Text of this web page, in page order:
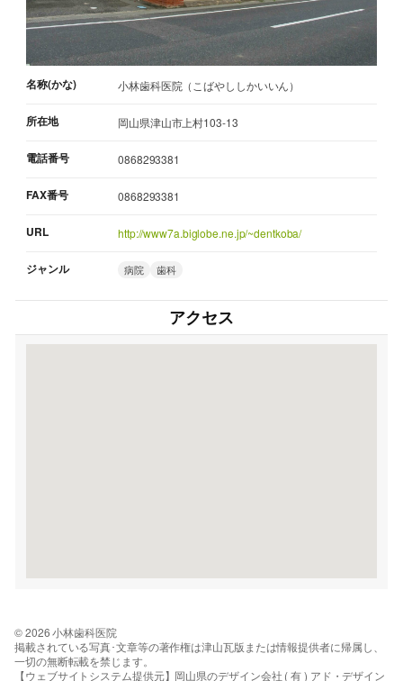
名称(かな) 小林歯科医院（こばやししかいいん）
所在地 岡山県津山市上村103-13
電話番号 0868293381
FAX番号 0868293381
URL http://www7a.biglobe.ne.jp/~dentkoba/
ジャンル 病院 歯科
アクセス
© 2026 小林歯科医院
掲載されている写真･文章等の著作権は津山瓦版または情報提供者に帰属し、
一切の無断転載を禁じます。
【ウェブサイトシステム提供元】岡山県のデザイン会社 ( 有 ) アド・デザイン